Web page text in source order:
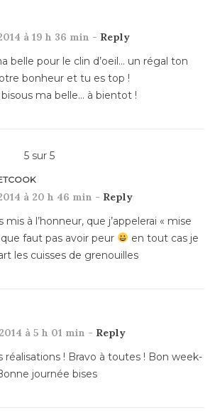
à 19 h 36 min - Reply
belle pour le clin d’oeil… un régal ton
bonheur et tu es top !
ma belle… à bientot !
5 sur 5
à 20 h 46 min - Reply
à l’honneur, que j’appelerai « mise
faut pas avoir peur
en tout cas je
les cuisses de grenouilles
à 5 h 01 min - Reply
réalisations ! Bravo à toutes ! Bon week-
journée bises